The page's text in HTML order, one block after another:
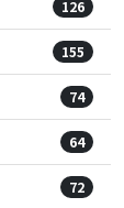
126
155
74
64
72